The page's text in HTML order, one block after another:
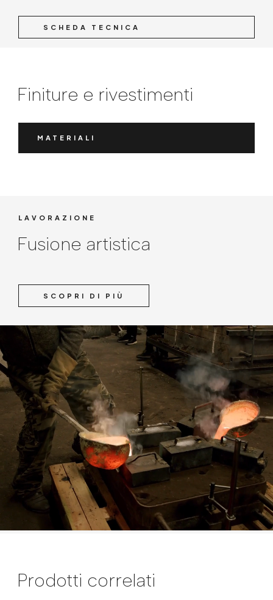
SCHEDA TECNICA
Finiture e rivestimenti
MATERIALI
LAVORAZIONE
Fusione artistica
SCOPRI DI PIÙ
Prodotti correlati